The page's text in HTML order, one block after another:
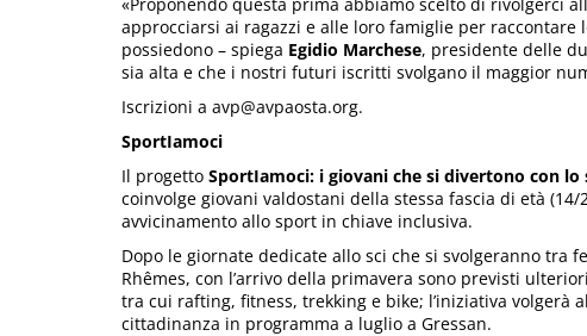
approcciarsi ai ragazzi e alle loro famiglie per
possiedono – spiega Egidio Marchese, presidente delle
sia alta e che i nostri futuri iscritti svolgano il maggior
Iscrizioni a avp@avpaosta.org.
SportIamoci
Il progetto SportIamoci: i giovani che si divertono con lo
coinvolge giovani valdostani della stessa fascia di età
avvicinamento allo sport in chiave inclusiva.
Dopo le giornate dedicate allo sci che si svolgeranno tra
Rhêmes, con l’arrivo della primavera sono previsti
tra cui rafting, fitness, trekking e bike; l’iniziativa volgerà
cittadinanza in programma a luglio a Gressan.